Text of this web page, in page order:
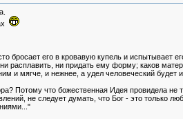
бросает его в кровавую купель и испытывает
расплавить, ни придать ему форму; каков
и мягче, и нежнее, а удел человеческий будет
Потому что божественная Идея провидела не
не следует думать, что Бог - это только